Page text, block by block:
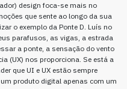
design foca-se mais no
que sente ao longo da sua
o exemplo da Ponte D. Luís no
parafusos, as vigas, a estrada
a ponte, a sensação do vento
(UX) nos proporciona. Se está a
que UI e UX estão sempre
produto digital apenas com um